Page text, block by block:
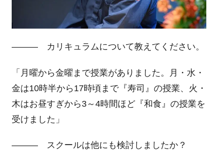
――― カリキュラムについて教えてください。
「月曜から金曜まで授業がありました。月・水・
金は10時半から 17時頃まで『寿司』の授業、火・
木はお昼すぎから 3～ 4時間ほど『和食』の授業を
受けました」
――― スクールは他にも検討しましたか？